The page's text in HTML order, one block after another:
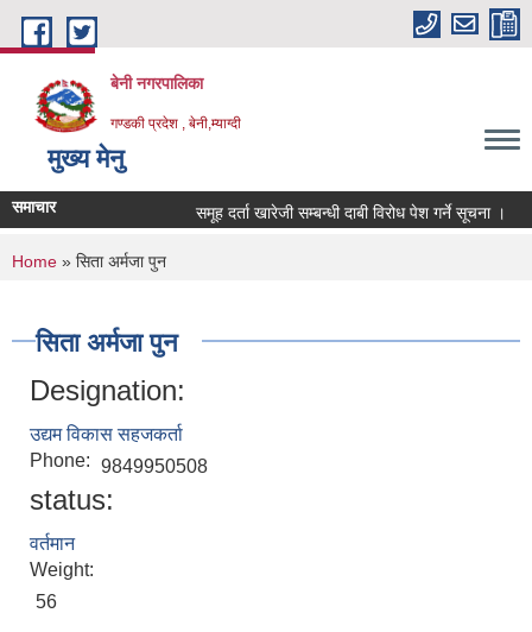
Skip to main content
बेनी नगरपालिका
गण्डकी प्रदेश , बेनी,म्याग्दी
मुख्य मेनु
समाचार समूह दर्ता खारेजी सम्बन्धी दाबी विरोध पेश गर्ने सूचना ।
You are here
Home » सिता अर्मजा पुन
सिता अर्मजा पुन
Designation:
उद्यम विकास सहजकर्ता
Phone: 9849950508
status:
वर्तमान
Weight:
56